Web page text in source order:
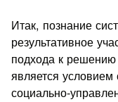
Итак, познание
результативное
подхода к
является
социально-